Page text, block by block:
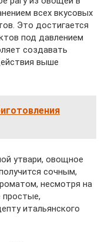
всех вкусовых
Это достигается
под давлением
создавать
выше
утвари, овощное
сочным,
несмотря на
итальянского